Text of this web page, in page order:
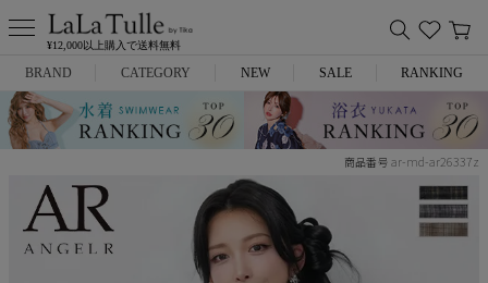
¥12,000以上購入で送料無料
BRAND
Anella
ROBE de FLEURS
CATEGORY
ミニドレス
ロングドレス
NEW SALE RANKING
商品番号 ar-md-ar26337z